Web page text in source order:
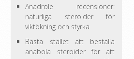
Anadrole recensioner:
naturliga steroider för
viktökning och styrka
Bästa stället att beställa
anabola steroider för att